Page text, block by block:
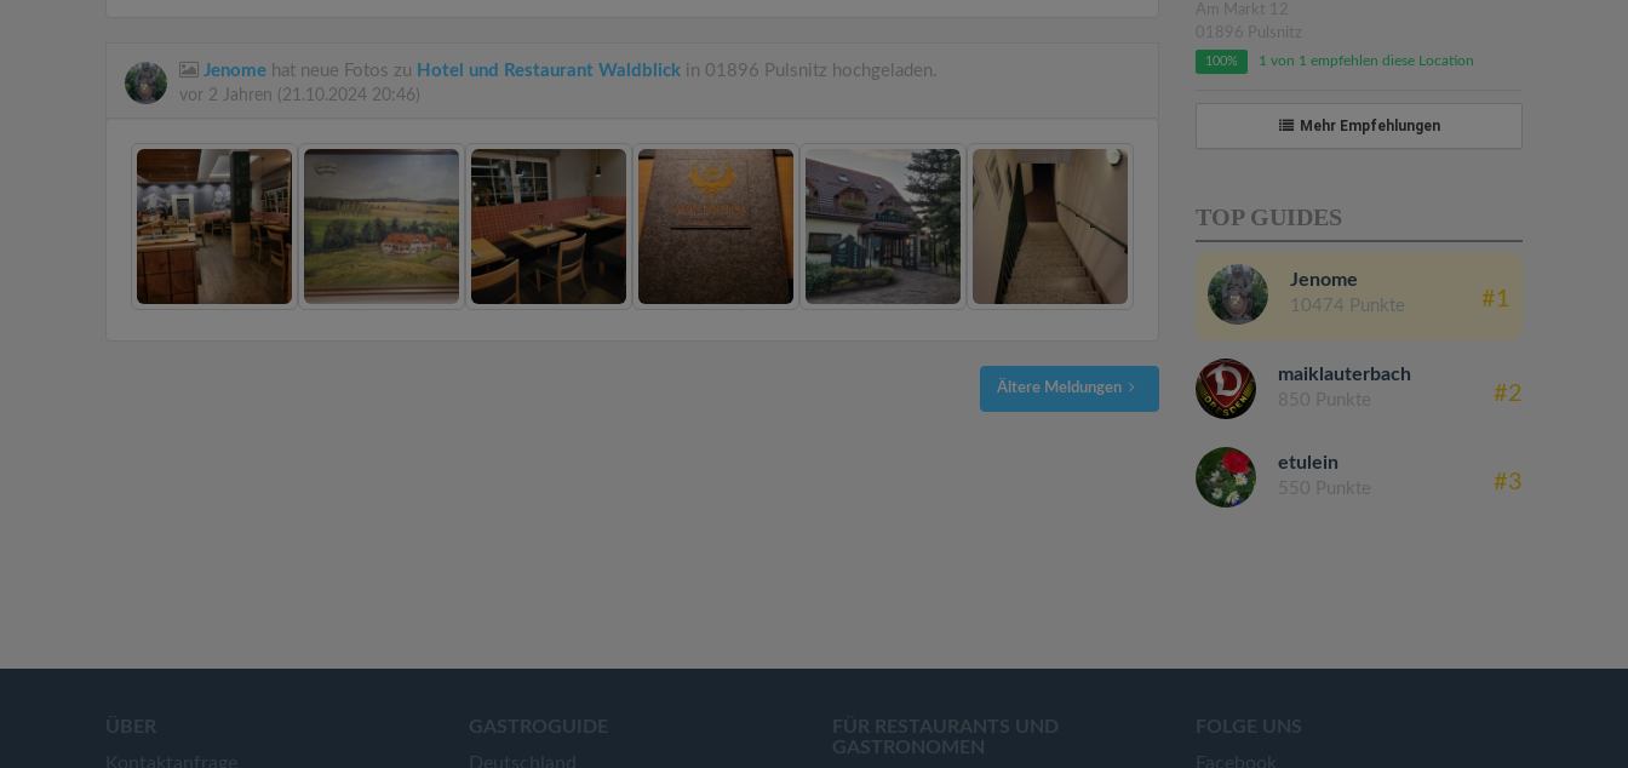
Jenome hat neue Fotos zu Hotel und Restaurant Waldblick in 01896 Pulsnitz hochgeladen.
vor 2 Jahren (21.10.2024 20:46)
Ältere Meldungen
Am Markt 12
01896 Pulsnitz
100% 1 von 1 empfehlen diese Location
Mehr Empfehlungen
TOP GUIDES
Jenome
10474 Punkte #1
maiklauterbach
850 Punkte #2
etulein
550 Punkte #3
ÜBER
Kontaktanfrage
GASTROGUIDE
Deutschland
FÜR RESTAURANTS UND
GASTRONOMEN
FOLGE UNS
Facebook